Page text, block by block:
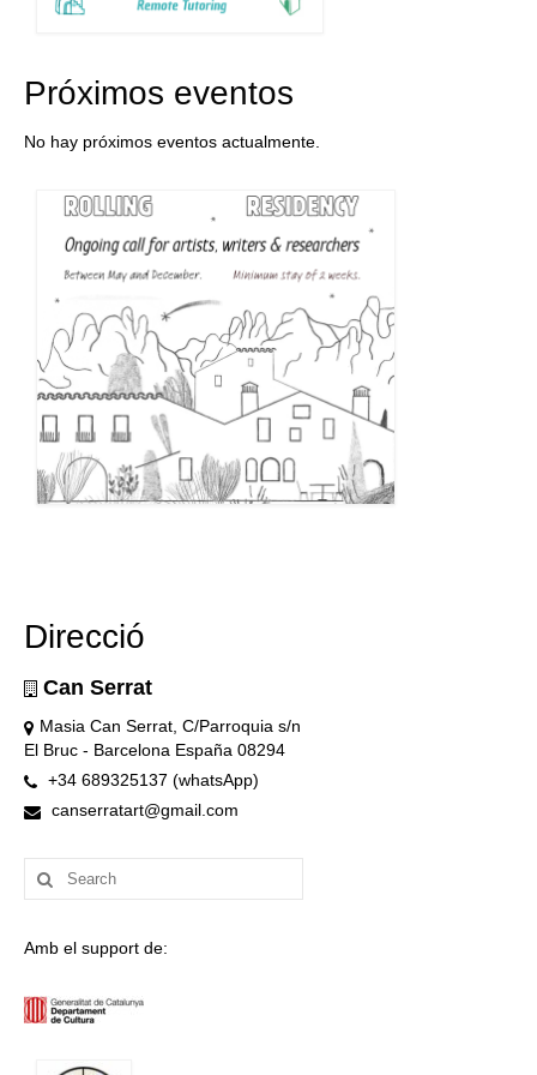
Próximos eventos
No hay próximos eventos actualmente.
Direcció
Can Serrat
Masia Can Serrat, C/Parroquia s/n
El Bruc - Barcelona España 08294
+34 689325137 (whatsApp)
canserratart@gmail.com
Search
for:
Amb el support de: